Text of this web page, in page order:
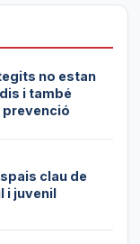
no estan
i també
prevenció
clau de
i juvenil